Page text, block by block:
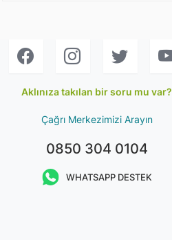
Aklınıza takılan bir soru mu var?
Çağrı Merkezimizi Arayın
0850 304 0104
WHATSAPP DESTEK